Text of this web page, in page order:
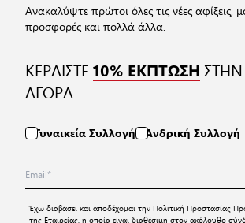
Ανακαλύψτε πρώτοι όλες τις νέες αφίξεις,
προσφορές και πολλά άλλα.
ΚΕΡΔΙΣΤΕ10% ΕΚΠΤΩΣΗ
ΑΓΟΡΑ
Γυναικεία Συλλογή Ανδρική Συλλογή
Έχω διαβάσει και αποδέχομαι την Πολιτική Προστασίας
της Εταιρείας, η οποία είναι διαθέσιμη στον ακόλουθο